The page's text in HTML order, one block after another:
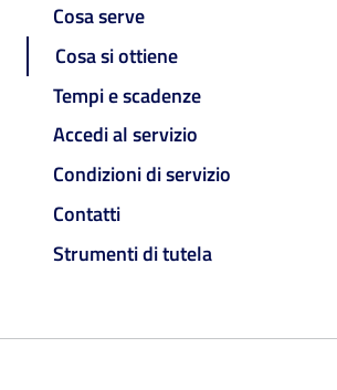
Cosa serve
Cosa si ottiene
Tempi e scadenze
Accedi al servizio
Condizioni di servizio
Contatti
Strumenti di tutela